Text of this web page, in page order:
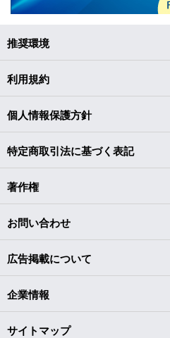
推奨環境
利用規約
個人情報保護方針
特定商取引法に基づく表記
著作権
お問い合わせ
広告掲載について
企業情報
サイトマップ